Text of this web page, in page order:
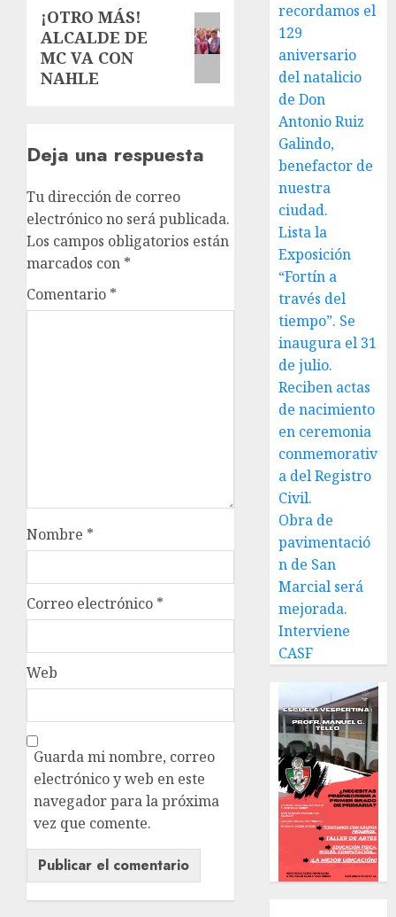
Siguiente
entrada:
¡OTRO MÁS!
ALCALDE DE
MC VA CON
NAHLE
Deja una respuesta
Tu dirección de correo
electrónico no será publicada.
Los campos obligatorios están
marcados con *
Comentario *
Nombre *
Correo electrónico *
Web
Guarda mi nombre, correo
electrónico y web en este
navegador para la próxima
vez que comente.
recordamos el
129
aniversario
del natalicio
de Don
Antonio Ruiz
Galindo,
benefactor de
nuestra
ciudad.
Lista la
Exposición
“Fortín a
través del
tiempo”. Se
inaugura el 31
de julio.
Reciben actas
de nacimiento
en ceremonia
conmemorativ
a del Registro
Civil.
Obra de
pavimentació
n de San
Marcial será
mejorada.
Interviene
CASF